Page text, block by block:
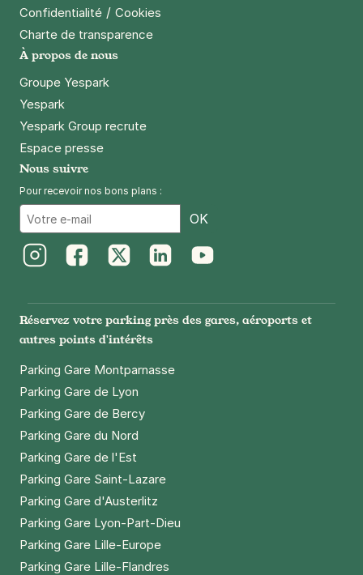
Confidentialité / Cookies
Charte de transparence
À propos de nous
Groupe Yespark
Yespark
Yespark Group recrute
Espace presse
Nous suivre
Pour recevoir nos bons plans :
OK
Réservez votre parking près des gares, aéroports et
autres points d'intérêts
Parking Gare Montparnasse
Parking Gare de Lyon
Parking Gare de Bercy
Parking Gare du Nord
Parking Gare de l'Est
Parking Gare Saint-Lazare
Parking Gare d'Austerlitz
Parking Gare Lyon-Part-Dieu
Parking Gare Lille-Europe
Parking Gare Lille-Flandres